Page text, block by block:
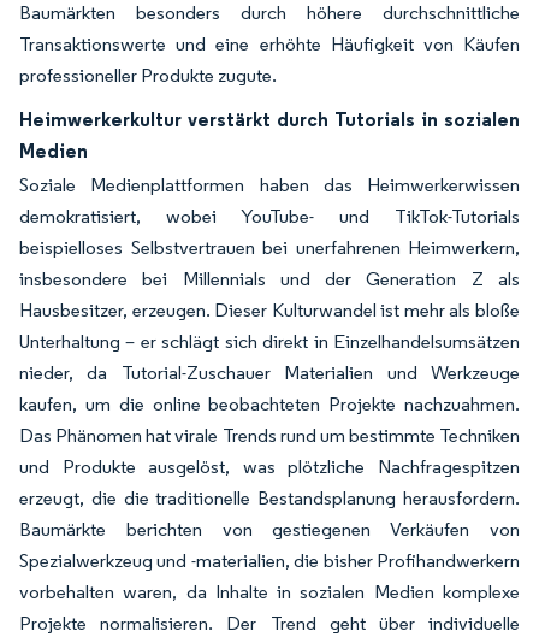
Baumärkten besonders durch höhere durchschnittliche
Transaktionswerte und eine erhöhte Häufigkeit von Käufen
professioneller Produkte zugute.
Heimwerkerkultur verstärkt durch Tutorials in sozialen
Medien
Soziale Medienplattformen haben das Heimwerkerwissen
demokratisiert, wobei YouTube- und TikTok-Tutorials
beispielloses Selbstvertrauen bei unerfahrenen Heimwerkern,
insbesondere bei Millennials und der Generation Z als
Hausbesitzer, erzeugen. Dieser Kulturwandel ist mehr als bloße
Unterhaltung – er schlägt sich direkt in Einzelhandelsumsätzen
nieder, da Tutorial-Zuschauer Materialien und Werkzeuge
kaufen, um die online beobachteten Projekte nachzuahmen.
Das Phänomen hat virale Trends rund um bestimmte Techniken
und Produkte ausgelöst, was plötzliche Nachfragespitzen
erzeugt, die die traditionelle Bestandsplanung herausfordern.
Baumärkte berichten von gestiegenen Verkäufen von
Spezialwerkzeug und -materialien, die bisher Profihandwerkern
vorbehalten waren, da Inhalte in sozialen Medien komplexe
Projekte normalisieren. Der Trend geht über individuelle